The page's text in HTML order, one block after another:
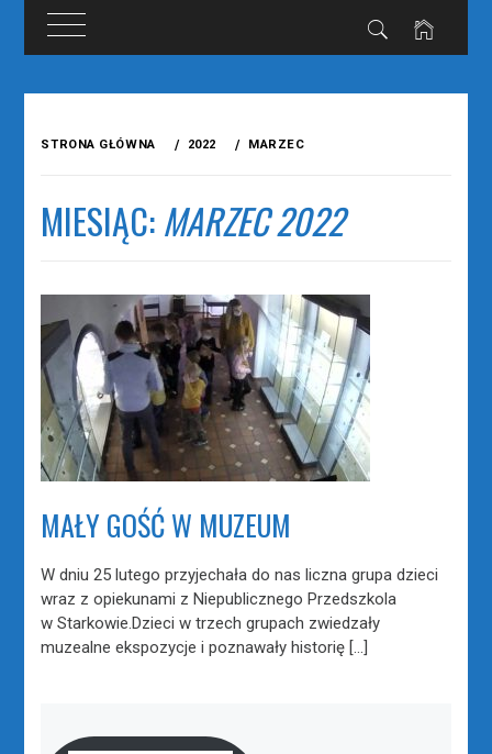
STRONA GŁÓWNA 2022 MARZEC
MIESIĄC:MARZEC 2022
MAŁY GOŚĆ W MUZEUM
W dniu 25 lutego przyjechała do nas liczna grupa dzieci
wraz z opiekunami z Niepublicznego Przedszkola
w Starkowie.Dzieci w trzech grupach zwiedzały
muzealne ekspozycje i poznawały historię […]